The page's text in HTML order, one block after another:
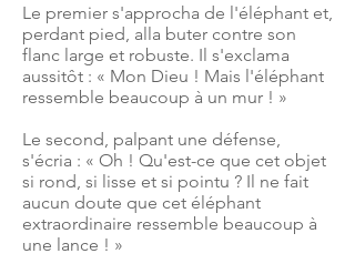
Le premier s'approcha de l'éléphant et,
perdant pied, alla buter contre son
flanc large et robuste. Il s'exclama
aussitôt : « Mon Dieu ! Mais l'éléphant
ressemble beaucoup à un mur ! »
Le second, palpant une défense,
s'écria : « Oh ! Qu'est-ce que cet objet
si rond, si lisse et si pointu ? Il ne fait
aucun doute que cet éléphant
extraordinaire ressemble beaucoup à
une lance ! »